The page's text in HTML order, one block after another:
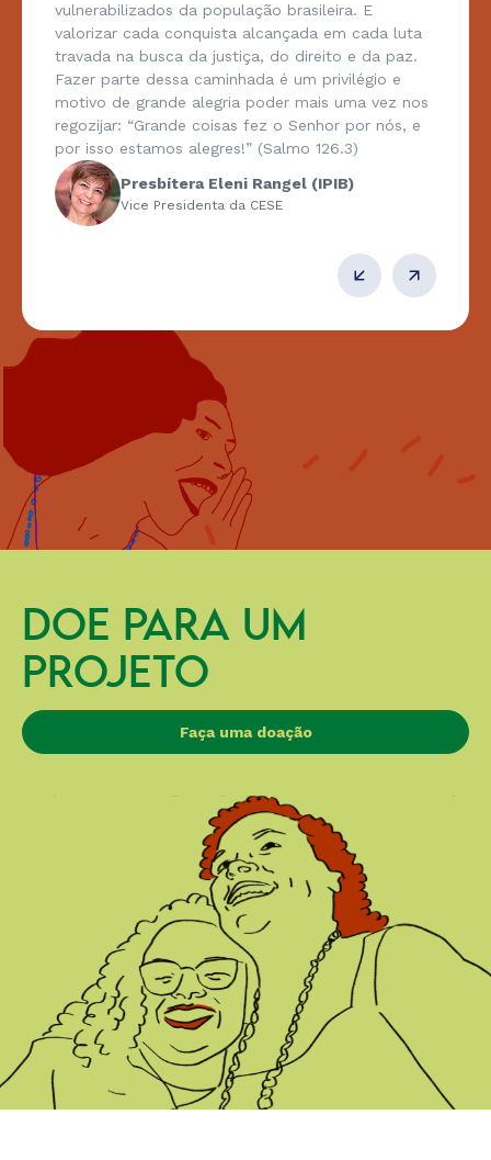
vulnerabilizados da população brasileira. E
valorizar cada conquista alcançada em cada luta
travada na busca da justiça, do direito e da paz.
Fazer parte dessa caminhada é um privilégio e
motivo de grande alegria poder mais uma vez nos
regozijar: “Grande coisas fez o Senhor por nós, e
por isso estamos alegres!” (Salmo 126.3)
Presbítera Eleni Rangel (IPIB)
Vice Presidenta da CESE
DOE PARA UM
PROJETO
Faça uma doação